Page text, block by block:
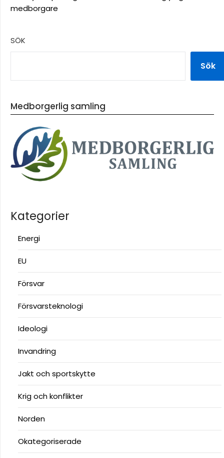
medborgare
SÖK
Sök
Medborgerlig samling
Kategorier
Energi
EU
Försvar
Försvarsteknologi
Ideologi
Invandring
Jakt och sportskytte
Krig och konflikter
Norden
Okategoriserade